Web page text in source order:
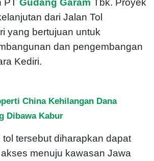
PT Gudang Garam Tbk. Proyek
dari Jalan Tol
yang bertujuan untuk
dan pengembangan
Kediri.
China Kehilangan Dana
Dibawa Kabur
tersebut diharapkan dapat
menuju kawasan Jawa